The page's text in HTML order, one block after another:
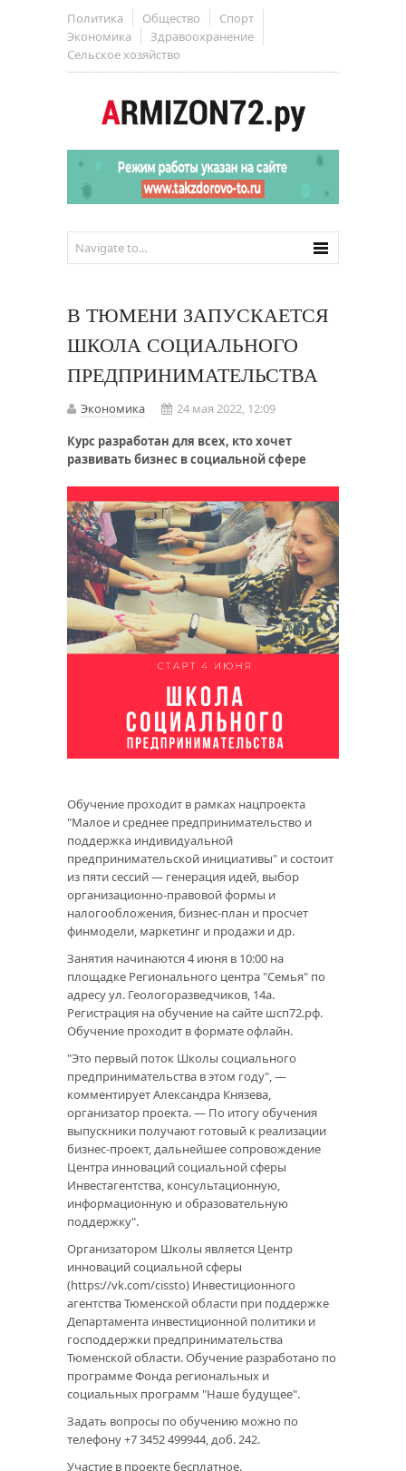
Политика Общество
Спорт
Экономика
Здравоохранение
Сельское хозяйство
В ТЮМЕНИ ЗАПУСКАЕТСЯ
ШКОЛА СОЦИАЛЬНОГО
ПРЕДПРИНИМАТЕЛЬСТВА
Экономика
24 мая 2022, 12:09
Курс разработан для всех, кто хочет
развивать бизнес в социальной сфере
Обучение проходит в рамках нацпроекта
"Малое и среднее предпринимательство и
поддержка индивидуальной
предпринимательской инициативы" и состоит
из пяти сессий — генерация идей, выбор
организационно-правовой формы и
налогообложения, бизнес-план и просчет
финмодели, маркетинг и продажи и др.
Занятия начинаются 4 июня в 10:00 на
площадке Регионального центра "Семья" по
адресу ул. Геологоразведчиков, 14а.
Регистрация на обучение на сайте шсп72.рф.
Обучение проходит в формате офлайн.
"Это первый поток Школы социального
предпринимательства в этом году", —
комментирует Александра Князева,
организатор проекта. — По итогу обучения
выпускники получают готовый к реализации
бизнес-проект, дальнейшее сопровождение
Центра инноваций социальной сферы
Инвестагентства, консультационную,
информационную и образовательную
поддержку".
Организатором Школы является Центр
инноваций социальной сферы
(https://vk.com/cissto) Инвестиционного
агентства Тюменской области при поддержке
Департамента инвестиционной политики и
господдержки предпринимательства
Тюменской области. Обучение разработано по
программе Фонда региональных и
социальных программ "Наше будущее".
Задать вопросы по обучению можно по
телефону +7 3452 499944, доб. 242.
Участие в проекте бесплатное.